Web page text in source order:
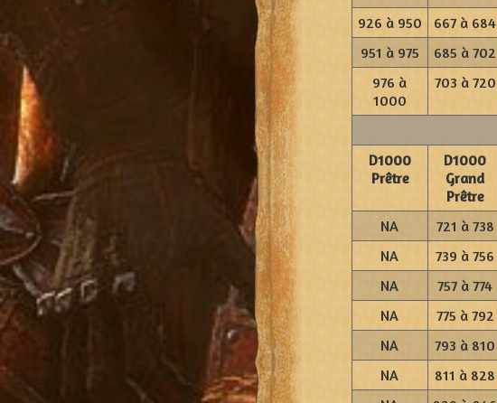
926 à 950
667 à 684
951 à 975
685 à 702
976 à
1000
703 à 720
D1000
Prêtre
D1000
Grand
Prêtre
NA 721 à 738
NA
739 à 756
NA
757 à 774
NA
775 à 792
NA
793 à 810
NA
811 à 828